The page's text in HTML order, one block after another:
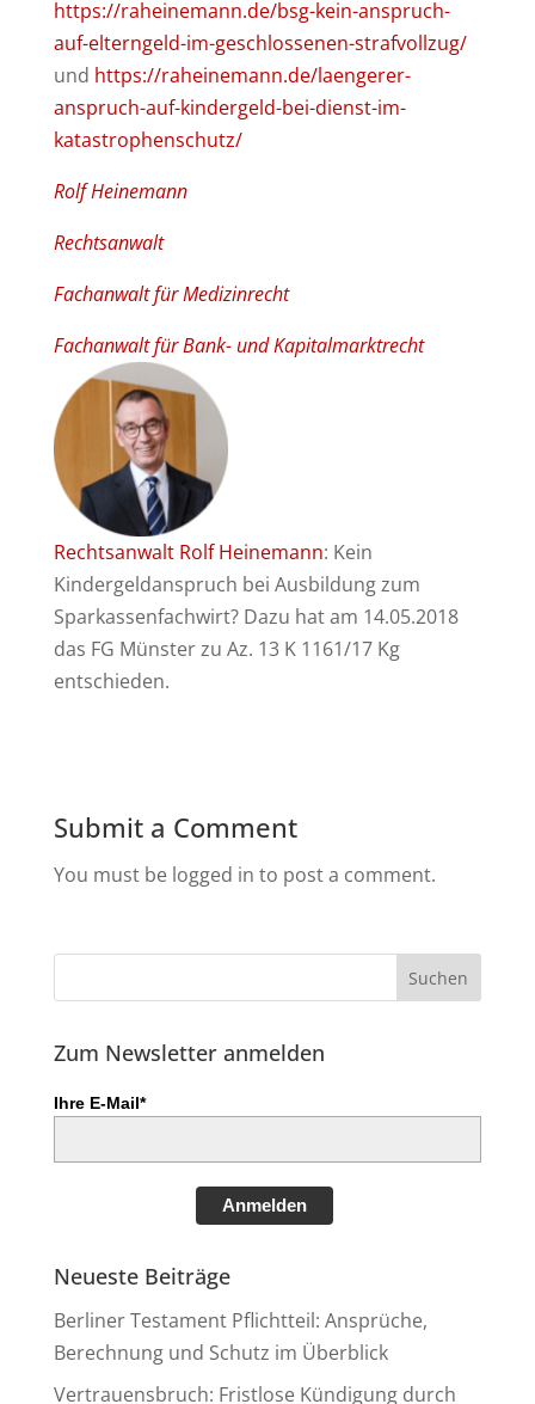
https://raheinemann.de/bsg-kein-anspruch-
auf-elterngeld-im-geschlossenen-strafvollzug/
und https://raheinemann.de/laengerer-
anspruch-auf-kindergeld-bei-dienst-im-
katastrophenschutz/
Rolf Heinemann
Rechtsanwalt
Fachanwalt für Medizinrecht
Fachanwalt für Bank- und Kapitalmarktrecht
Rechtsanwalt Rolf Heinemann: Kein
Kindergeldanspruch bei Ausbildung zum
Sparkassenfachwirt? Dazu hat am 14.05.2018
das FG Münster zu Az. 13 K 1161/17 Kg
entschieden.
Submit a Comment
You must be logged in to post a comment.
Zum Newsletter anmelden
Ihre E-Mail*
Anmelden
Neueste Beiträge
Berliner Testament Pflichtteil: Ansprüche,
Berechnung und Schutz im Überblick
Vertrauensbruch: Fristlose Kündigung durch